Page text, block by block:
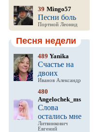
39 Mingo57
Песни боль
Портной Леонид
Песня недели
489 Yanika
Счастье на
двоих
Иванов Александр
480
Angelochek_ms
Слова
остались мне
Литвинкович
Евгений